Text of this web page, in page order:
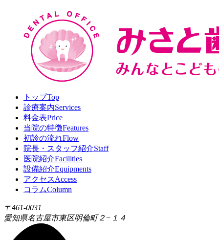
トップTop
診療案内Services
料金表Price
当院の特徴Features
初診の流れFlow
院長・スタッフ紹介Staff
医院紹介Facilities
設備紹介Equipments
アクセスAccess
コラムColumn
〒461-0031
愛知県名古屋市東区明倫町２−１４